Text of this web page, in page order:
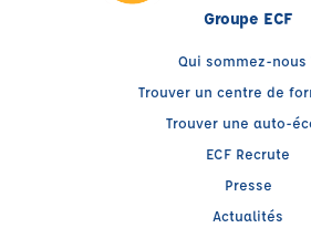
Groupe ECF
Qui sommez-nous
Trouver un centre de
Trouver une auto-
ECF Recrute
Presse
Actualités